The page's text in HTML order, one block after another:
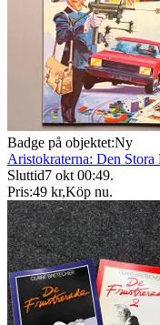
Badge på objektet:Ny
Aristokraterna: Den
Sluttid7 okt 00:49.
Pris:49 kr,Köp nu.